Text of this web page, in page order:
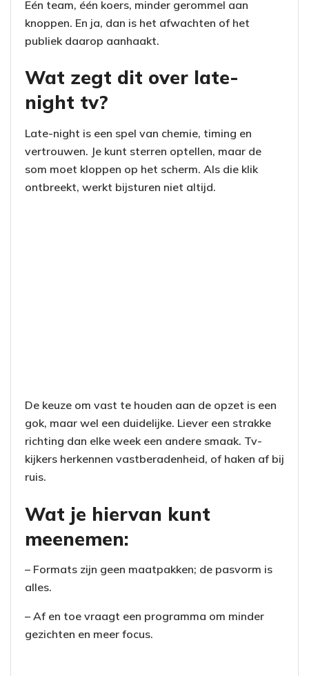
Eén team, één koers, minder gerommel aan
knoppen. En ja, dan is het afwachten of het
publiek daarop aanhaakt.
Wat zegt dit over late-
night tv?
Late-night is een spel van chemie, timing en
vertrouwen. Je kunt sterren optellen, maar de
som moet kloppen op het scherm. Als die klik
ontbreekt, werkt bijsturen niet altijd.
De keuze om vast te houden aan de opzet is een
gok, maar wel een duidelijke. Liever een strakke
richting dan elke week een andere smaak. Tv-
kijkers herkennen vastberadenheid, of haken af bij
ruis.
Wat je hiervan kunt
meenemen:
– Formats zijn geen maatpakken; de pasvorm is
alles.
– Af en toe vraagt een programma om minder
gezichten en meer focus.